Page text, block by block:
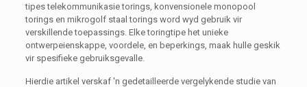
tipes telekommunikasie torings, konvensionele monopool
torings en mikrogolf staal torings word wyd gebruik vir
verskillende toepassings. Elke toringtipe het unieke
ontwerpeienskappe, voordele, en beperkings, maak hulle geskik
vir spesifieke gebruiksgevalle.
Hierdie artikel verskaf 'n gedetailleerde vergelykende studie van